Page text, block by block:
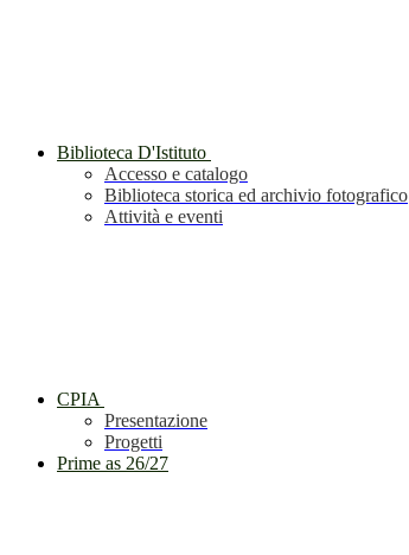
Biblioteca D'Istituto
Accesso e catalogo
Biblioteca storica ed archivio fotografico
Attività e eventi
CPIA
Presentazione
Progetti
Prime as 26/27